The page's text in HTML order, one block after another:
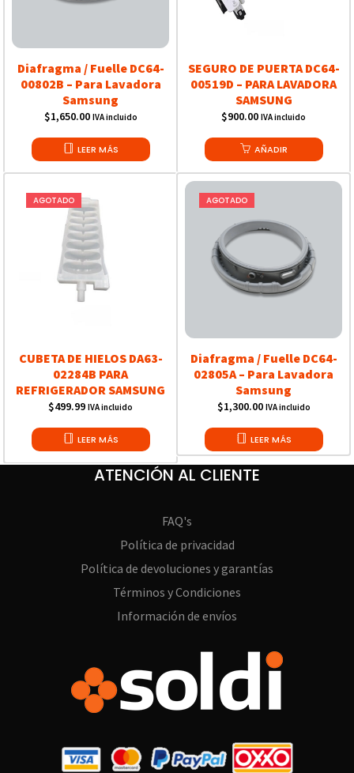
Diafragma / Fuelle DC64-
00802B – Para Lavadora
Samsung
$1,650.00 IVA incluido
LEER MÁS
SEGURO DE PUERTA DC64-
00519D – PARA LAVADORA
SAMSUNG
$900.00 IVA incluido
AÑADIR
AGOTADO
CUBETA DE HIELOS DA63-
02284B PARA
REFRIGERADOR SAMSUNG
$499.99 IVA incluido
LEER MÁS
AGOTADO
Diafragma / Fuelle DC64-
02805A – Para Lavadora
Samsung
$1,300.00 IVA incluido
LEER MÁS
ATENCIÓN AL CLIENTE
FAQ's
Política de privacidad
Política de devoluciones y garantías
Términos y Condiciones
Información de envíos